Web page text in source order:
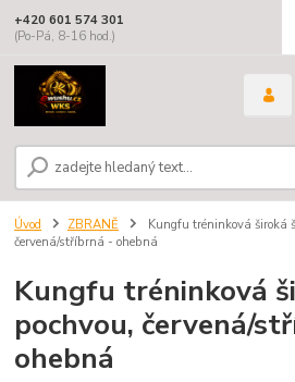
+420 601 574 301
(Po-Pá, 8-16 hod.)
Úvod ZBRANĚ
Kungfu tréninková široká
červená/stříbrná - ohebná
Kungfu tréninková
pochvou, červená/
ohebná